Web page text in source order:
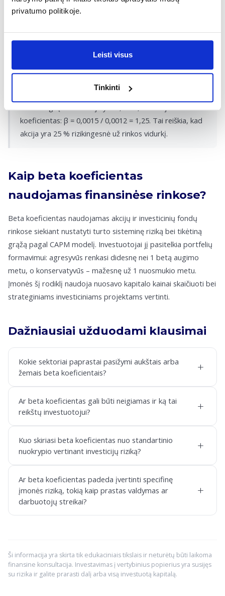
privatumo politikoje.
Leisti visus
Tinkinti
duomenų, paprastai apimančių 36–60 mėnesių laikotarpį.
portfelyje sandaugų sumą.
Jei akcijos grąžos ir rinkos grąžos kovariacija yra 0,0015,
o rinkos grąžos variacija yra 0,0012, tai akcijos beta
koeficientas: β = 0,0015 / 0,0012 = 1,25. Tai reiškia, kad
akcija yra 25 % rizikingesnė už rinkos vidurkį.
Kaip beta koeficientas
naudojamas finansinėse rinkose?
Beta koeficientas naudojamas akcijų ir investicinių fondų
rinkose siekiant nustatyti turto sisteminę riziką bei tikėtiną
grąžą pagal CAPM modelį. Investuotojai jį pasitelkia portfelių
formavimui: agresyvūs renkasi didesnę nei 1 betą augimo
metu, o konservatyvūs – mažesnę už 1 nuosmukio metu.
Įmonės šį rodiklį naudoja nuosavo kapitalo kainai skaičiuoti bei
strateginiams investiciniams projektams vertinti.
Dažniausiai užduodami klausimai
Kokie sektoriai paprastai pasižymi aukštais arba
žemais beta koeficientais?
+
Ar beta koeficientas gali būti neigiamas ir ką tai
reikštų investuotojui?
+
Kuo skiriasi beta koeficientas nuo standartinio
nuokrypio vertinant investicijų riziką?
+
Ar beta koeficientas padeda įvertinti specifinę
įmonės riziką, tokią kaip prastas valdymas ar
darbuotojų streikai?
+
Ši informacija yra skirta tik edukaciniais tikslais ir neturėtų būti laikoma
finansine konsultacija. Investavimas į vertybinius popierius yra susijęs
su rizika ir galite prarasti dalį arba visą investuotą kapitalą.